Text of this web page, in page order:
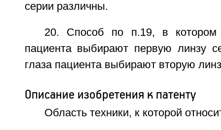
серии различны.
20. Способ по п.19, в котором
пациента выбирают первую линзу
глаза пациента выбирают вторую
Описание изобретения к патенту
Область техники, к которой